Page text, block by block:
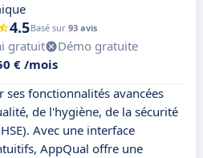
4.5Basé sur 93 avis
gratuit
Démo gratuite
€ /mois
fonctionnalités avancées
de l'hygiène, de la sécurité
Avec une interface
AppQual offre une